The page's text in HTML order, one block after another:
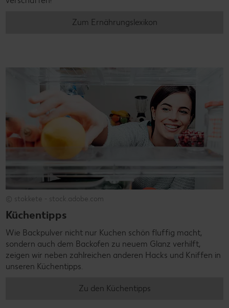
Zum Ernährungslexikon
© stokkete - stock.adobe.com
Küchentipps
Wie Backpulver nicht nur Kuchen schön fluffig macht,
sondern auch dem Backofen zu neuem Glanz verhilft,
zeigen wir neben zahlreichen anderen Hacks und Kniffen in
unseren Küchentipps.
Zu den Küchentipps